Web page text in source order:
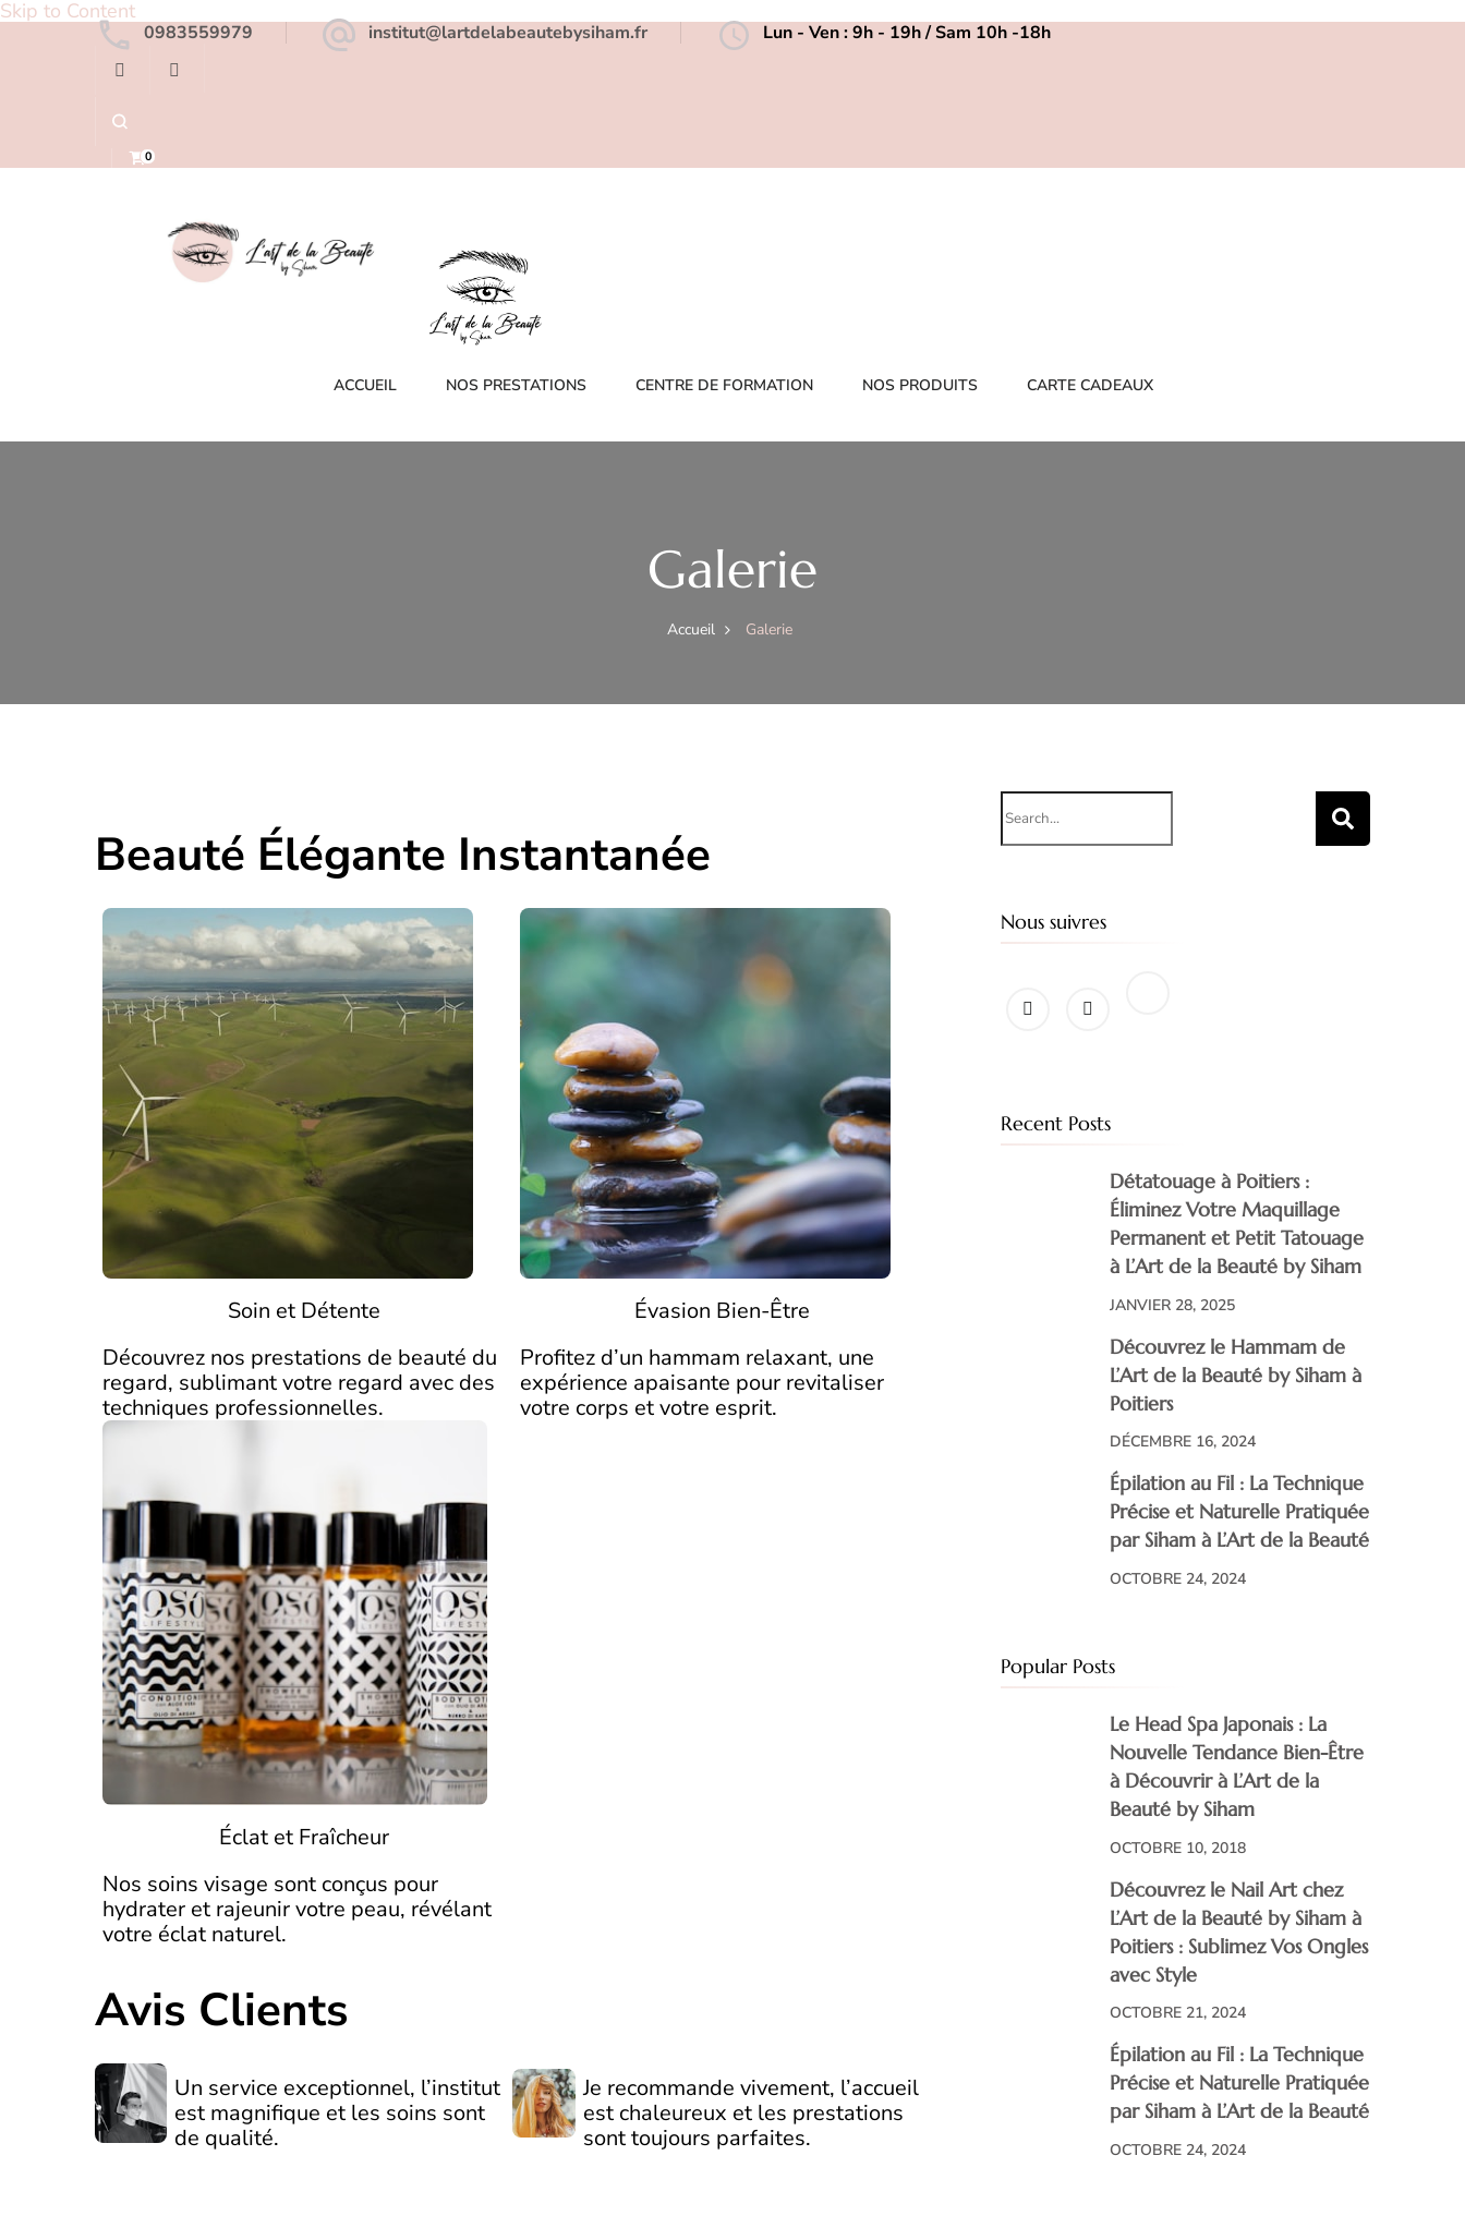
Skip to Content
0983559979 institut@lartdelabeautebysiham.fr Lun - Ven : 9h - 19h / Sam 10h -18h
0
institut de beaute
ACCUEIL NOS PRESTATIONS CENTRE DE FORMATION NOS PRODUITS CARTE CADEAUX
Galerie
Accueil Galerie
Beauté Élégante Instantanée
Soin et Détente
Découvrez nos prestations de beauté du
regard, sublimant votre regard avec des
techniques professionnelles.
Évasion Bien-Être
Profitez d’un hammam relaxant, une
expérience apaisante pour revitaliser
votre corps et votre esprit.
Éclat et Fraîcheur
Nos soins visage sont conçus pour
hydrater et rajeunir votre peau, révélant
votre éclat naturel.
Avis Clients
Un service exceptionnel, l’institut
est magnifique et les soins sont
de qualité.
Je recommande vivement, l’accueil
est chaleureux et les prestations
sont toujours parfaites.
Search
for:
Nous suivres
Recent Posts
Détatouage à Poitiers :
Éliminez Votre Maquillage
Permanent et Petit Tatouage
à L’Art de la Beauté by Siham
JANVIER 28, 2025
Découvrez le Hammam de
L’Art de la Beauté by Siham à
Poitiers
DÉCEMBRE 16, 2024
Épilation au Fil : La Technique
Précise et Naturelle Pratiquée
par Siham à L’Art de la Beauté
OCTOBRE 24, 2024
Popular Posts
Le Head Spa Japonais : La
Nouvelle Tendance Bien-Être
à Découvrir à L’Art de la
Beauté by Siham
OCTOBRE 10, 2018
Découvrez le Nail Art chez
L’Art de la Beauté by Siham à
Poitiers : Sublimez Vos Ongles
avec Style
OCTOBRE 21, 2024
Épilation au Fil : La Technique
Précise et Naturelle Pratiquée
par Siham à L’Art de la Beauté
OCTOBRE 24, 2024